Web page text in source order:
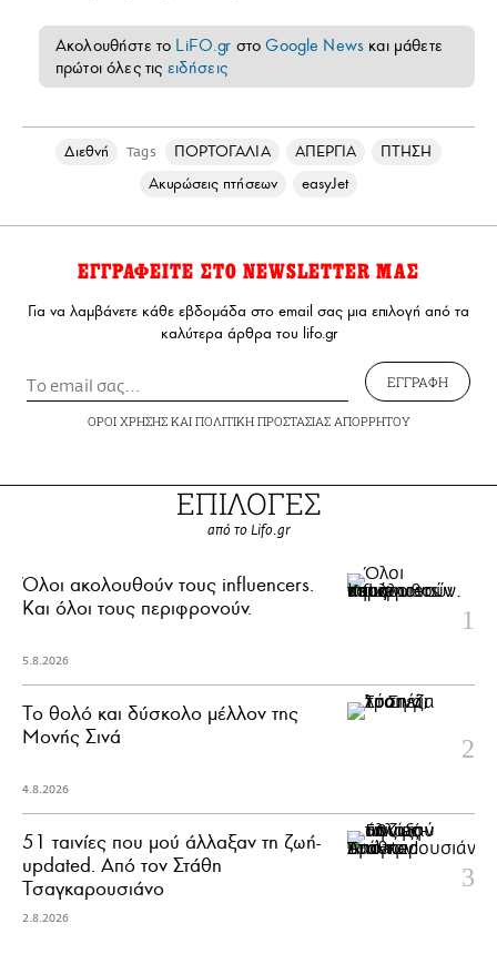
Ακολουθήστε το LiFO.gr στοGoogle News και μάθετε
πρώτοι όλες τις ειδήσεις
Διεθνή Tags ΠΟΡΤΟΓΑΛΙΑ ΑΠΕΡΓΙΑ
ΠΤΗΣΗ
Ακυρώσεις πτήσεων
easyJet
ΕΓΓΡΑΦΕΙΤΕ ΣΤΟ NEWSLETTER ΜΑΣ
Για να λαμβάνετε κάθε εβδομάδα στο email σας μια επιλογή από τα
καλύτερα άρθρα του lifo.gr
ΕΓΓΡΑΦΗ
ΟΡΟΙ ΧΡΗΣΗΣΚΑΙ ΠΟΛΙΤΙΚΗ ΠΡΟΣΤΑΣΙΑΣ ΑΠΟΡΡΗΤΟΥ
ΕΠΙΛΟΓΕΣ
από το Lifo.gr
Όλοι ακολουθούν τους influencers.
Και όλοι τους περιφρονούν.
5.8.2026
Το θολό και δύσκολο μέλλον της
Μονής Σινά
4.8.2026
51 ταινίες που μού άλλαξαν τη ζωή-
updated. Aπό τον Στάθη
Τσαγκαρουσιάνο
2.8.2026